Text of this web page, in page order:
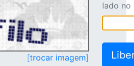
[trocar imagem]
lado no